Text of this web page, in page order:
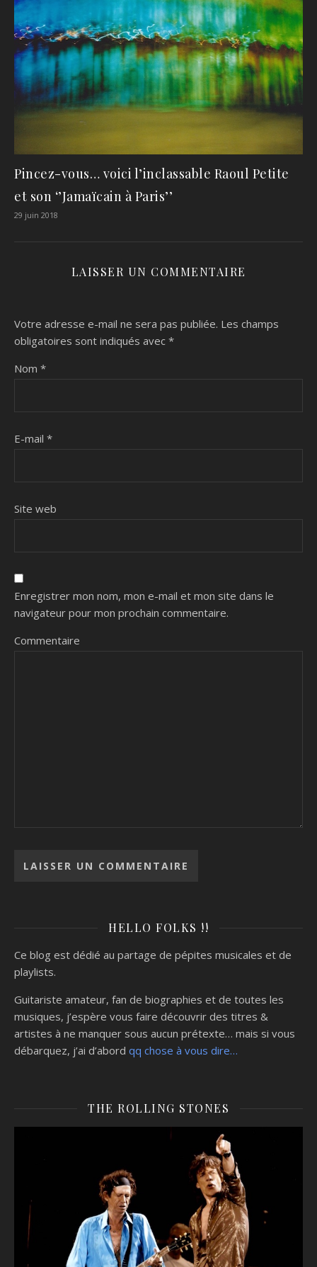
Pincez-vous… voici l’inclassable Raoul Petite
et son ‘’Jamaïcain à Paris’’
29 juin 2018
LAISSER UN COMMENTAIRE
Votre adresse e-mail ne sera pas publiée. Les champs
obligatoires sont indiqués avec *
Nom *
E-mail *
Site web
Enregistrer mon nom, mon e-mail et mon site dans le
navigateur pour mon prochain commentaire.
Commentaire
HELLO FOLKS !!
Ce blog est dédié au partage de pépites musicales et de
playlists.
Guitariste amateur, fan de biographies et de toutes les
musiques, j’espère vous faire découvrir des titres &
artistes à ne manquer sous aucun prétexte… mais si vous
débarquez, j’ai d’abord qq chose à vous dire…
THE ROLLING STONES